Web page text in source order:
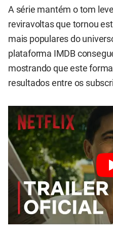
A série mantém o tom
reviravoltas que tornou
mais populares do
plataforma IMDB
mostrando que este
resultados entre os